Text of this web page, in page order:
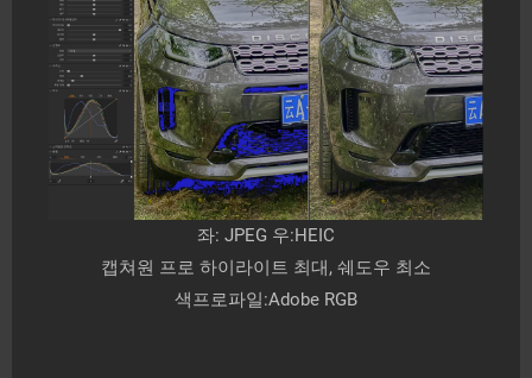
좌: JPEG 우:HEIC
캡쳐원 프로 하이라이트 최대, 쉐도우 최소
색프로파일:Adobe RGB